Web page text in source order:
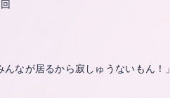
なが居るから寂しゅうないもん！」